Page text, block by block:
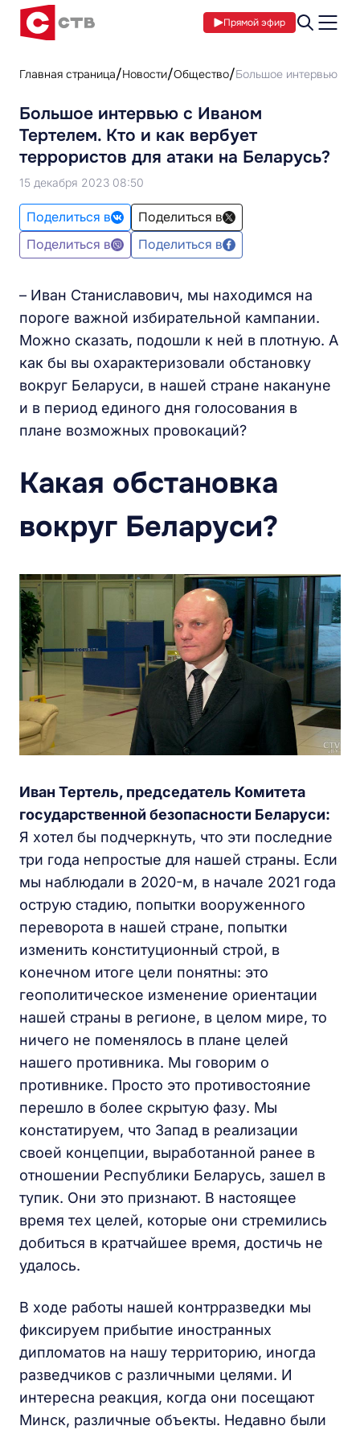
Прямой эфир
Главная страница Новости Общество Большое интервью с
Большое интервью с Иваном
Тертелем. Кто и как вербует
террористов для атаки на Беларусь?
15 декабря 2023 08:50
Поделиться в
Поделиться в
Поделиться в
Поделиться в
– Иван Станиславович, мы находимся на
пороге важной избирательной кампании.
Можно сказать, подошли к ней в плотную. А
как бы вы охарактеризовали обстановку
вокруг Беларуси, в нашей стране накануне
и в период единого дня голосования в
плане возможных провокаций?
Какая обстановка
вокруг Беларуси?
Иван Тертель, председатель Комитета
государственной безопасности Беларуси:
Я хотел бы подчеркнуть, что эти последние
три года непростые для нашей страны. Если
мы наблюдали в 2020-м, в начале 2021 года
острую стадию, попытки вооруженного
переворота в нашей стране, попытки
изменить конституционный строй, в
конечном итоге цели понятны: это
геополитическое изменение ориентации
нашей страны в регионе, в целом мире, то
ничего не поменялось в плане целей
нашего противника. Мы говорим о
противнике. Просто это противостояние
перешло в более скрытую фазу. Мы
констатируем, что Запад в реализации
своей концепции, выработанной ранее в
отношении Республики Беларусь, зашел в
тупик. Они это признают. В настоящее
время тех целей, которые они стремились
добиться в кратчайшее время, достичь не
удалось.
В ходе работы нашей контрразведки мы
фиксируем прибытие иностранных
дипломатов на нашу территорию, иногда
разведчиков с различными целями. И
интересна реакция, когда они посещают
Минск, различные объекты. Недавно были